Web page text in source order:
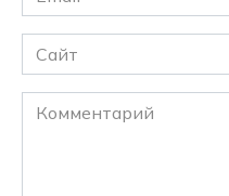
*
Сайт
Комментарий